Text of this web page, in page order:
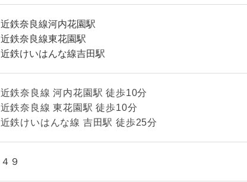
近鉄奈良線河内花園駅
近鉄奈良線東花園駅
近鉄けいはんな線吉田駅
近鉄奈良線 河内花園駅 徒歩10分
近鉄奈良線 東花園駅 徒歩10分
近鉄けいはんな線 吉田駅 徒歩25分
４９